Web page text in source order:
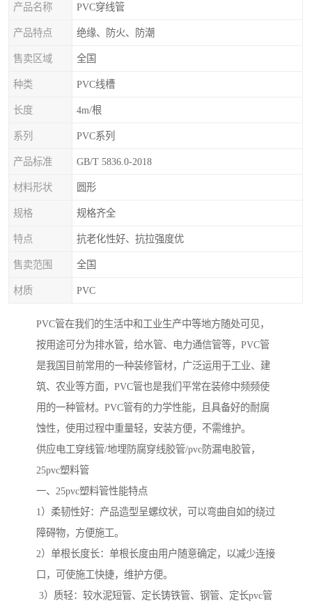
产品名称 PVC穿线管
产品特点 绝缘、防火、防潮
售卖区域 全国
种类 PVC线槽
长度 4m/根
系列 PVC系列
产品标准 GB/T 5836.0-2018
材料形状 圆形
规格 规格齐全
特点 抗老化性好、抗拉强度优
售卖范围 全国
材质 PVC
PVC管在我们的生活中和工业生产中等地方随处可见，
按用途可分为排水管，给水管、电力通信管等，PVC管
是我国目前常用的一种装修管材，广泛运用于工业、建
筑、农业等方面，PVC管也是我们平常在装修中频频使
用的一种管材。PVC管有的力学性能，且具备好的耐腐
蚀性，使用过程中重量轻，安装方便，不需维护。
供应电工穿线管/地埋防腐穿线胶管/pvc防漏电胶管，
25pvc塑料管
一、25pvc塑料管性能特点
1）柔韧性好：产品造型呈螺纹状，可以弯曲自如的绕过
障碍物，方便施工。
2）单根长度长：单根长度由用户随意确定，以减少连接
口，可使施工快捷，维护方便。
3）质轻：较水泥短管、定长铸铁管、钢管、定长pvc管